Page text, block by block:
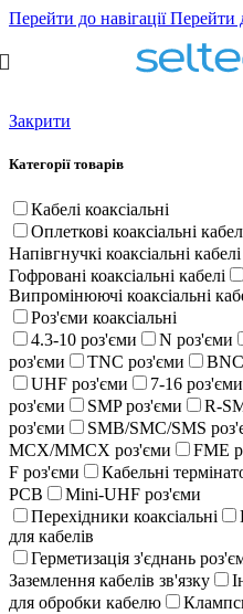
Перейти до навігаціїПерейти
Закрити
Категорії товарів
Кабелі коаксіальні
Оплеткові коаксіальні
Напівгнучкі коаксіальні кабелі
Гофровані коаксіальні кабелі
Випромінюючі коаксіальні
Роз'єми коаксіальні
4.3-10 роз'єми
N роз'єми
роз'єми
TNC роз'єми
UHF роз'єми
7-16 роз'єми
роз'єми
SMP роз'єми
R-
роз'єми
SMB/SMC/SMS
MCX/MMCX роз'єми
FME
F роз'єми
Кабельні
PCB
Mini-UHF роз'єми
Перехідники коаксіальні
для кабелів
Герметизація з'єднань
Заземлення кабелів зв'язку
для обробки кабелю